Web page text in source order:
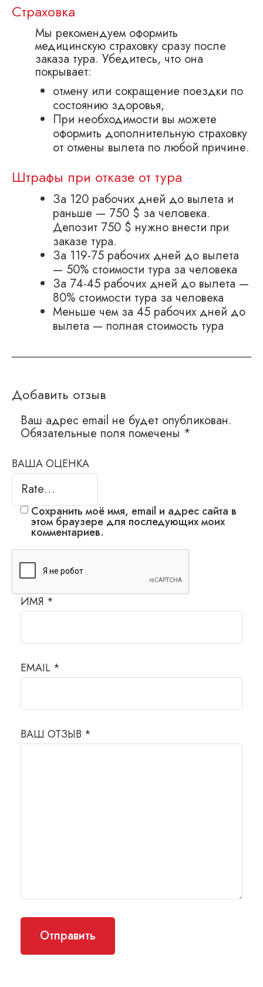
Страховка
Мы рекомендуем оформить
медицинскую страховку сразу после
заказа тура. Убедитесь, что она
покрывает:
отмену или сокращение поездки по
состоянию здоровья,
При необходимости вы можете
оформить дополнительную страховку
от отмены вылета по любой причине.
Штрафы при отказе от тура
За 120 рабочих дней до вылета и
раньше — 750 $ за человека.
Депозит 750 $ нужно внести при
заказе тура.
За 119-75 рабочих дней до вылета
— 50% стоимости тура за человека
За 74-45 рабочих дней до вылета —
80% стоимости тура за человека
Меньше чем за 45 рабочих дней до
вылета — полная стоимость тура
Добавить отзыв
Ваш адрес email не будет опубликован.
Обязательные поля помечены *
ВАША ОЦЕНКА
ВАШ ОТЗЫВ *
ИМЯ *
EMAIL *
Сохранить моё имя, email и адрес сайта в
этом браузере для последующих моих
комментариев.